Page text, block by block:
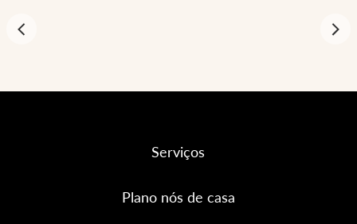
Serviços
Plano nós de casa